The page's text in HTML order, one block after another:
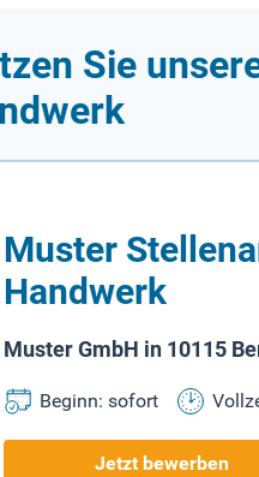
Sie
Muster
Handwerk
Muster GmbH in 10115
Beginn: sofort
Jetzt bewerben